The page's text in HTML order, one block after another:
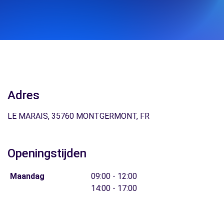
Adres
LE MARAIS, 35760 MONTGERMONT, FR
Openingstijden
Maandag
09:00 - 12:00
14:00 - 17:00